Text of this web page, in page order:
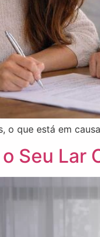
o que está em
Seu Lar